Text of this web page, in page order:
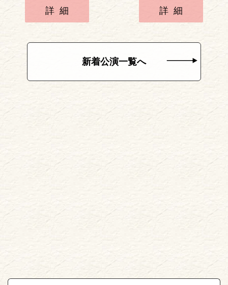
詳細 詳細
新着公演一覧へ